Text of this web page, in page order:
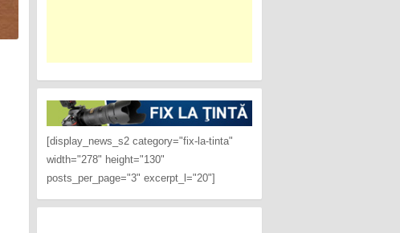
[display_news_s2 category="fix-la-tinta"
width="278" height="130"
posts_per_page="3" excerpt_l="20"]